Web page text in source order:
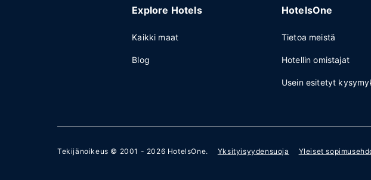
Explore Hotels
Kaikki maat
Blog
HotelsOne
Tietoa meistä
Hotellin omistajat
Usein esitetyt
Tekijänoikeus © 2001 - 2026 HotelsOne. Yksityisyydensuoja Yleiset